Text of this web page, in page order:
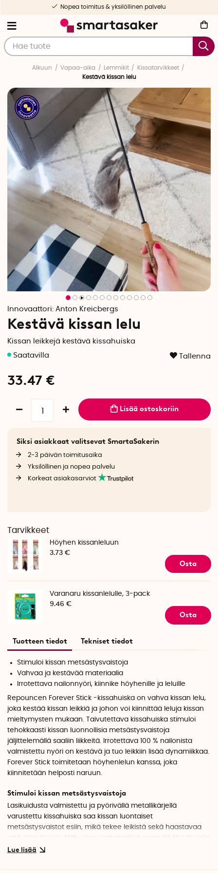
Nopea toimitus & yksilöllinen palvelu
Alkuun Vapaa-aika Lemmikit
Kissatarvikkeet
Kestävä kissan lelu
Innovaattori: Anton Kreicbergs
Kestävä kissan lelu
Kissan leikkejä kestävä kissahuiska
Tallenna
33.47 €
Lisää ostoskoriin
Siksi asiakkaat valitsevat SmartaSakerin
2-3 päivän toimitusaika
Yksilöllinen ja nopea palvelu
Korkeat asiakasarviot
Tarvikkeet
Höyhen kissanleluun
3.73 €
Osta
Varanaru kissanlelulle, 3-pack
9.46 €
Osta
Tuotteen tiedot Tekniset tiedot
Stimuloi kissan metsästysvaistoja
Vahvaa ja kestävää materiaalia
Irrotettava nailonnyöri, kiinnike höyhenille ja leluille
Repouncen Forever Stick -kissahuiska on vahva kissan lelu,
joka kestää kissan leikkiä ja johon voi kiinnittää leluja kissan
mieltymysten mukaan. Taivutettava kissahuiska stimuloi
tehokkaasti kissan luonnollisia metsästysvaistoja
jäljittelemällä saaliin liikkeitä. Irrotettava 100 % nailonista
valmistettu nyöri on kestävä ja tuo leikkiin lisää dynamiikkaa.
Forever Stick toimitetaan höyhenlelun kanssa, joka
kiinnitetään helposti naruun.
Stimuloi kissan metsästysvaistoja
Lasikuidusta valmistettu ja pyörivällä metallikärjellä
varustettu kissahuiska saa kissan luontaiset
metsästysvaistot esiin, mikä tekee leikistä sekä haastavaa
että stimuloivaa. Vahvojen materiaalien ansiosta kissahuiska
kestää myös kovaa leikkiä rikkoutumatta.